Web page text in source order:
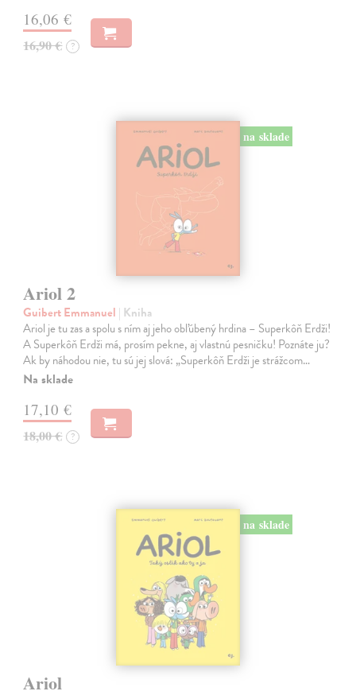
16,06 €
16,90 € ?
na sklade
Ariol 2
Guibert Emmanuel | Kniha
Ariol je tu zas a spolu s ním aj jeho obľúbený hrdina – Superkôň Erdži!
A Superkôň Erdži má, prosím pekne, aj vlastnú pesničku! Poznáte ju?
Ak by náhodou nie, tu sú jej slová: „Superkôň Erdži je strážcom…
Na sklade
17,10 €
18,00 € ?
na sklade
Ariol